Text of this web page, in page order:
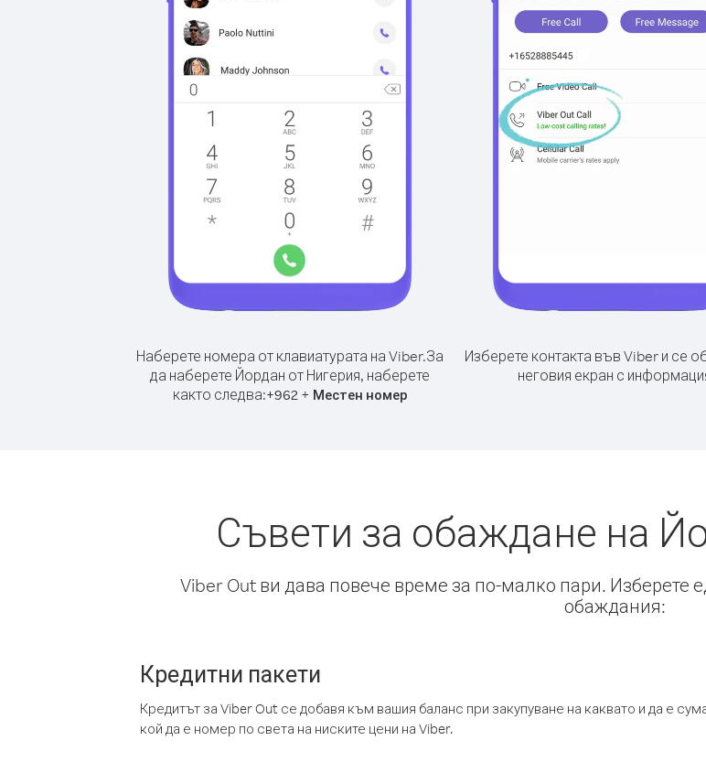
Наберете номера от клавиатурата на Viber.За
да наберете Йордан от Нигерия, наберете
както следва:+962+ Местен номер
Изберете контакта във Viber и се
неговия екран с
Съвети за обаждане на
Viber Out ви дава повече време за по-малко пари. Изберете
обаждания:
Кредитни пакети
Кредитът за Viber Out се добавя към вашия баланс при закупуване на каквато и да е
кой да е номер по света на ниските цени на Viber.